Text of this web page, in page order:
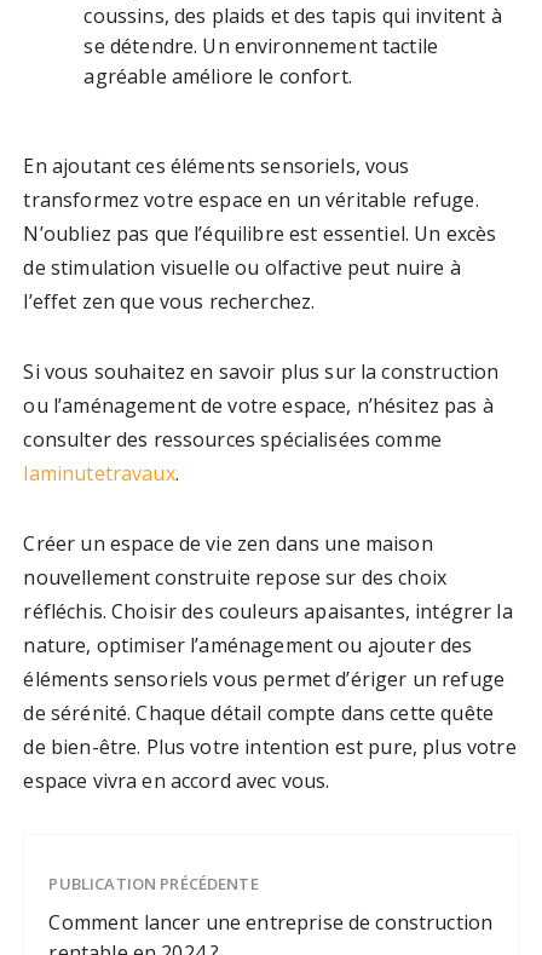
coussins, des plaids et des tapis qui invitent à
se détendre. Un environnement tactile
agréable améliore le confort.
En ajoutant ces éléments sensoriels, vous
transformez votre espace en un véritable refuge.
N’oubliez pas que l’équilibre est essentiel. Un excès
de stimulation visuelle ou olfactive peut nuire à
l’effet zen que vous recherchez.
Si vous souhaitez en savoir plus sur la construction
ou l’aménagement de votre espace, n’hésitez pas à
consulter des ressources spécialisées comme
laminutetravaux.
Créer un espace de vie zen dans une maison
nouvellement construite repose sur des choix
réfléchis. Choisir des couleurs apaisantes, intégrer la
nature, optimiser l’aménagement ou ajouter des
éléments sensoriels vous permet d’ériger un refuge
de sérénité. Chaque détail compte dans cette quête
de bien-être. Plus votre intention est pure, plus votre
espace vivra en accord avec vous.
PUBLICATION PRÉCÉDENTE
Comment lancer une entreprise de construction